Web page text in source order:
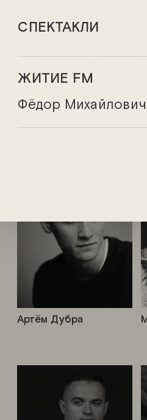
Артём Дубра
Никита Грудинов
СПЕКТАКЛИ
ЖИТИЕ FM
Фёдор Михайлович